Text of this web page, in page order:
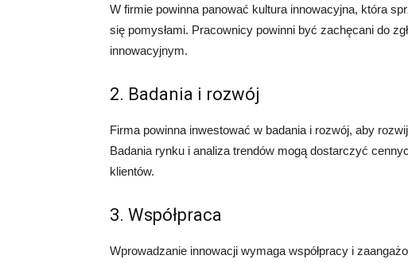
W firmie powinna panować kultura innowacyjna, która
się pomysłami. Pracownicy powinni być zachęcani do
innowacyjnym.
2. Badania i rozwój
Firma powinna inwestować w badania i rozwój, aby
Badania rynku i analiza trendów mogą dostarczyć
klientów.
3. Współpraca
Wprowadzanie innowacji wymaga współpracy i